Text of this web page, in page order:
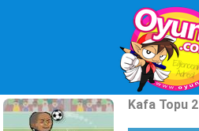
Kafa Topu 2